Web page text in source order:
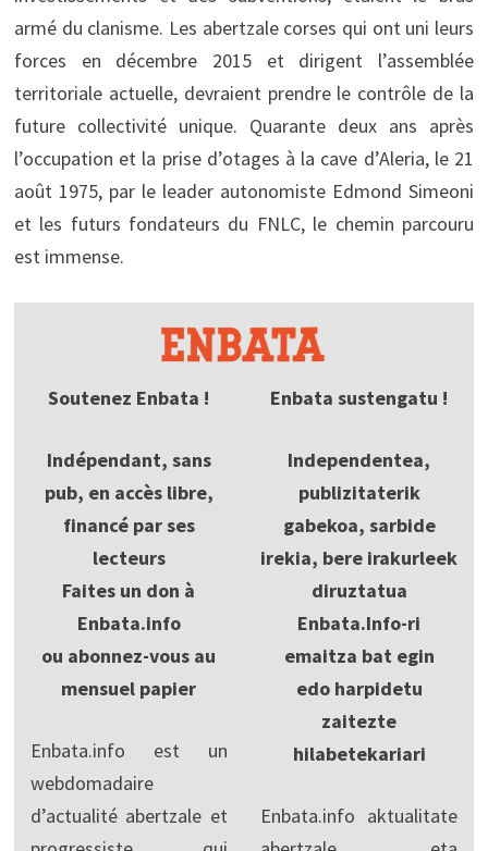
armé du clanisme. Les abertzale corses qui ont uni leurs
forces en décembre 2015 et dirigent l’assemblée
territoriale actuelle, devraient prendre le contrôle de la
future collectivité unique. Quarante deux ans après
l’occupation et la prise d’otages à la cave d’Aleria, le 21
août 1975, par le leader autonomiste Edmond Simeoni
et les futurs fondateurs du FNLC, le chemin parcouru
est immense.
Soutenez Enbata !
Indépendant, sans
pub, en accès libre,
financé par ses
lecteurs
Faites un don à
Enbata.info
ou abonnez-vous au
mensuel papier
Enbata.info est un
webdomadaire
d’actualité abertzale et
Enbata sustengatu !
Independentea,
publizitaterik
gabekoa, sarbide
irekia, bere irakurleek
diruztatua
Enbata.Info-ri
emaitza bat egin
edo harpidetu
zaitezte
hilabetekariari
Enbata.info aktualitate